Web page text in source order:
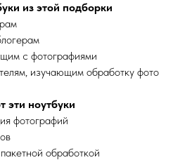
из этой подборки
с фотографиями
изучающим обработку фото
эти ноутбуки
фотографий
обработкой